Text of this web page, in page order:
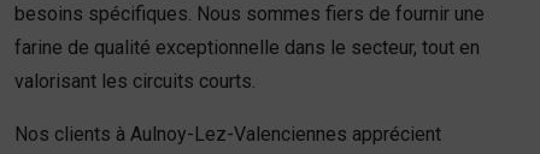
besoins spécifiques. Nous sommes fiers de fournir une
farine de qualité exceptionnelle dans le secteur, tout en
valorisant les circuits courts.
Nos clients à Aulnoy-Lez-Valenciennes apprécient